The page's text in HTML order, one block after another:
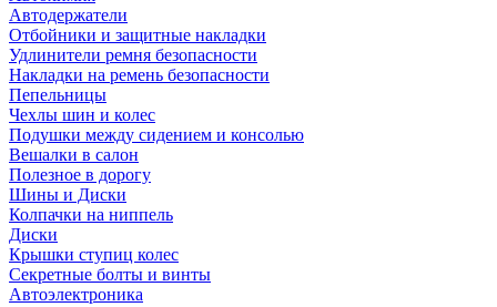
Автодержатели
Отбойники и защитные накладки
Удлинители ремня безопасности
Накладки на ремень безопасности
Пепельницы
Чехлы шин и колес
Подушки между сидением и консолью
Вешалки в салон
Полезное в дорогу
Шины и Диски
Колпачки на ниппель
Диски
Крышки ступиц колес
Секретные болты и винты
Автоэлектроника